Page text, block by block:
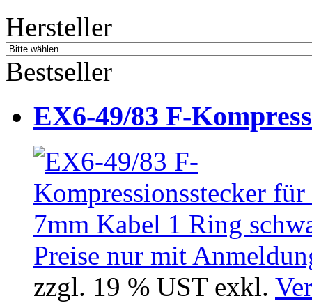
Hersteller
Bestseller
EX6-49/83 F-
Preise nur mit
zzgl. 19 % UST exkl.